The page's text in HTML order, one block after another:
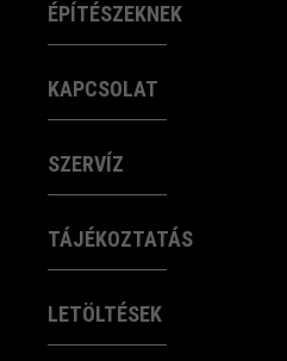
ÉPÍTÉSZEKNEK
KAPCSOLAT
SZERVÍZ
TÁJÉKOZTATÁS
LETÖLTÉSEK